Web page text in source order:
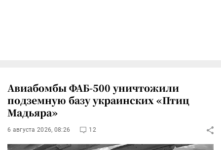
Авиабомбы ФАБ-500 уничтожили
подземную базу украинских «Птиц
Мадьяра»
6 августа 2026, 08:26 12